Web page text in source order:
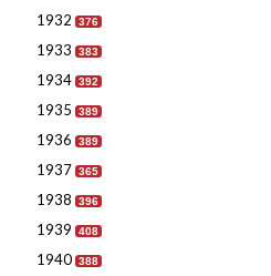
1932 376
1933 383
1934 392
1935 389
1936 389
1937 365
1938 396
1939 408
1940 388